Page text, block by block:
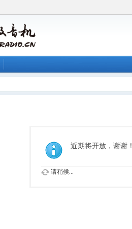
近期将开放，谢谢！
请稍候...